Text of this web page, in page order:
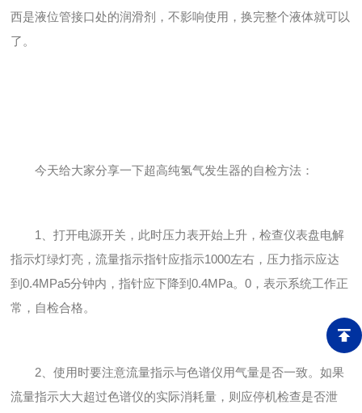
西是液位管接口处的润滑剂，不影响使用，换完整个液体就可以
了。
今天给大家分享一下超高纯氢气发生器的自检方法：
1、打开电源开关，此时压力表开始上升，检查仪表盘电解
指示灯绿灯亮，流量指示指针应指示1000左右，压力指示应达
到0.4MPa5分钟内，指针应下降到0.4MPa。0，表示系统工作正
常，自检合格。
2、使用时要注意流量指示与色谱仪用气量是否一致。如果
流量指示大大超过色谱仪的实际消耗量，则应停机检查是否泄